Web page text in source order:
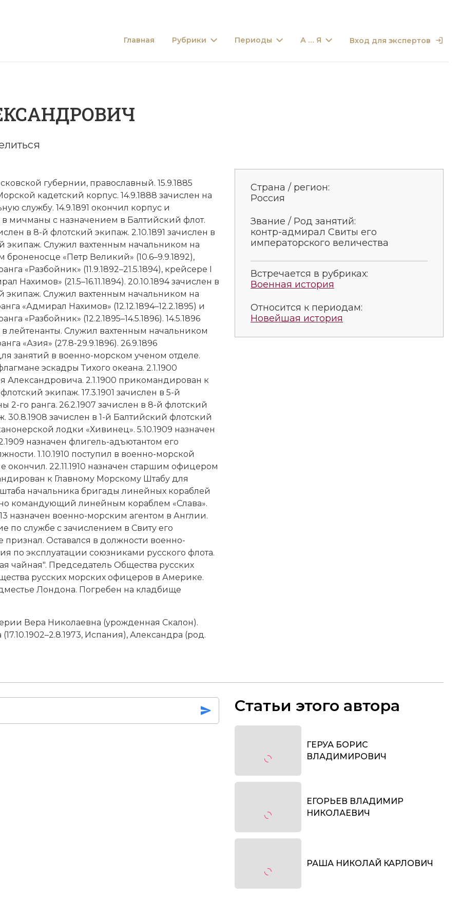
Главная Рубрики Периоды А … Я Вход для экспертов
губернии, православный. 15.9.1885
кадетский корпус. 14.9.1888 зачислен на
службу. 14.9.1891 окончил корпус и
мичманы с назначением в Балтийский флот.
в 8-й флотский экипаж. 2.10.1891 зачислен в
экипаж. Служил вахтенным начальником на
броненосце «Петр Великий» (10.6–9.9.1892),
«Разбойник» (11.9.1892–21.5.1894), крейсере I
Нахимов» (21.5–16.11.1894). 20.10.1894 зачислен в
экипаж. Служил вахтенным начальником на
«Адмирал Нахимов» (12.12.1894–12.2.1895) и
«Разбойник» (12.2.1895–14.5.1896). 14.5.1896
лейтенанты. Служил вахтенным начальником
«Азия» (27.8-29.9.1896). 26.9.1896
занятий в военно-морском ученом отделе.
эскадры Тихого океана. 2.1.1900
Александровича. 2.1.1900 прикомандирован к
экипаж. 17.3.1901 зачислен в 5-й
2-го ранга. 26.2.1907 зачислен в 8-й флотский
30.8.1908 зачислен в 1-й Балтийский флотский
лодки «Хивинец». 5.10.1909 назначен
назначен флигель-адъютантом его
1.10.1910 поступил в военно-морской
22.11.1910 назначен старшим офицером
к Главному Морскому Штабу для
штаба начальника бригады линейных кораблей
командующий линейным кораблем «Слава».
назначен военно-морским агентом в Англии.
по службе с зачислением в Свиту его
признал. Оставался в должности военно-
по эксплуатации союзниками русского флота.
чайная". Председатель Общества русских
русских морских офицеров в Америке.
Лондона. Погребен на кладбище
Вера Николаевна (урожденная Скалон).
Испания), Александра (род.
Страна / регион:
Россия
Звание / Род занятий:
контр-адмирал Свиты его
императорского величества
Встречается в рубриках:
Военная история
Относится к периодам:
Новейшая история
Статьи этого автора
ГЕРУА БОРИС
ВЛАДИМИРОВИЧ
ЕГОРЬЕВ ВЛАДИМИР
НИКОЛАЕВИЧ
РАША НИКОЛАЙ КАРЛОВИЧ